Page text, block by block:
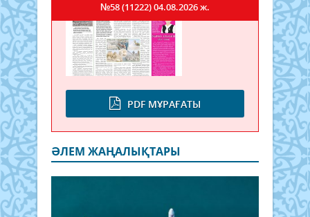
PDF МҰРАҒАТЫ
№58 (11222)04.08.2026 ж.
ӘЛЕМ ЖАҢАЛЫҚТАРЫ